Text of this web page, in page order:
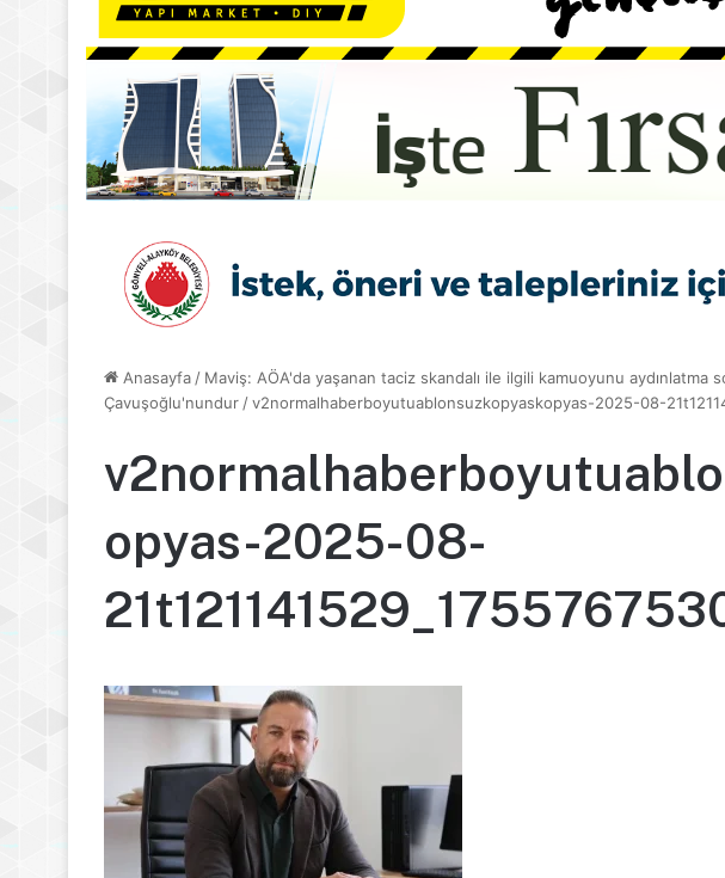
Anasayfa / Maviş: AÖA'da yaşanan taciz skandalı ile ilgili kamuoyunu aydınlatma
Çavuşoğlu'nundur /v2normalhaberboyutuablonsuzkopyaskopyas-2025-08-
opyas-2025-08-